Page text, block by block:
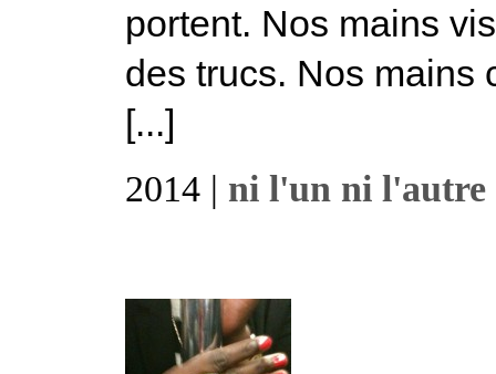
portent. Nos mains
des trucs. Nos mains
[...]
2014 | ni l'un ni l'autre